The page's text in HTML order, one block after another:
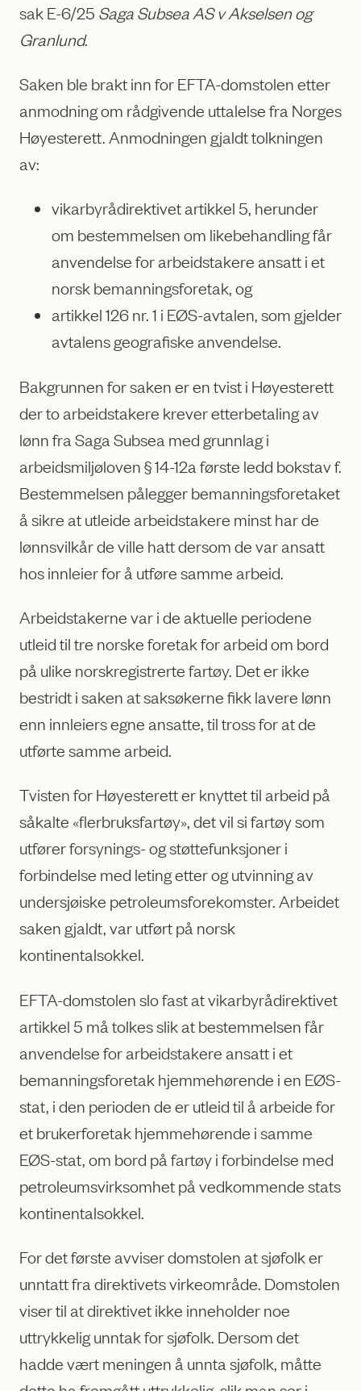
sak E-6/25 Saga Subsea AS v Akselsen og
Granlund.
Saken ble brakt inn for EFTA-domstolen etter
anmodning om rådgivende uttalelse fra Norges
Høyesterett. Anmodningen gjaldt tolkningen
av:
vikarbyrådirektivet artikkel 5, herunder
om bestemmelsen om likebehandling får
anvendelse for arbeidstakere ansatt i et
norsk bemanningsforetak, og
artikkel 126 nr. 1 i EØS-avtalen, som gjelder
avtalens geografiske anvendelse.
Bakgrunnen for saken er en tvist i Høyesterett
der to arbeidstakere krever etterbetaling av
lønn fra Saga Subsea med grunnlag i
arbeidsmiljøloven § 14-12a første ledd bokstav f.
Bestemmelsen pålegger bemanningsforetaket
å sikre at utleide arbeidstakere minst har de
lønnsvilkår de ville hatt dersom de var ansatt
hos innleier for å utføre samme arbeid.
Arbeidstakerne var i de aktuelle periodene
utleid til tre norske foretak for arbeid om bord
på ulike norskregistrerte fartøy. Det er ikke
bestridt i saken at saksøkerne fikk lavere lønn
enn innleiers egne ansatte, til tross for at de
utførte samme arbeid.
Tvisten for Høyesterett er knyttet til arbeid på
såkalte «flerbruksfartøy», det vil si fartøy som
utfører forsynings- og støttefunksjoner i
forbindelse med leting etter og utvinning av
undersjøiske petroleumsforekomster. Arbeidet
saken gjaldt, var utført på norsk
kontinentalsokkel.
EFTA-domstolen slo fast at vikarbyrådirektivet
artikkel 5 må tolkes slik at bestemmelsen får
anvendelse for arbeidstakere ansatt i et
bemanningsforetak hjemmehørende i en EØS-
stat, i den perioden de er utleid til å arbeide for
et brukerforetak hjemmehørende i samme
EØS-stat, om bord på fartøy i forbindelse med
petroleumsvirksomhet på vedkommende stats
kontinentalsokkel.
For det første avviser domstolen at sjøfolk er
unntatt fra direktivets virkeområde. Domstolen
viser til at direktivet ikke inneholder noe
uttrykkelig unntak for sjøfolk. Dersom det
hadde vært meningen å unnta sjøfolk, måtte